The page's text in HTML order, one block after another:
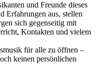
und Freunde dieses
Erfahrungen aus, stellen
sich gegenseitig mit
Kontakten und vielem
für alle zu öffnen –
keinen persönlichen